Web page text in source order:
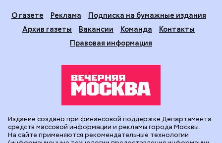
О газете Реклама
Подписка на бумажные издания
Архив газеты
Вакансии Команда
Контакты
Правовая информация
Издание создано при финансовой поддержке Департамента
средств массовой информации и рекламы города Москвы.
На сайте применяются рекомендательные технологии